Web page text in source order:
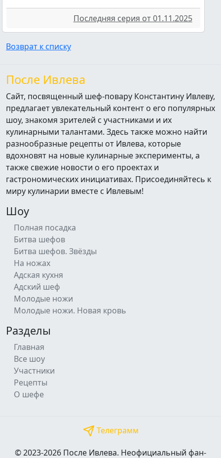
Последняя серия от 01.11.2025
Возврат к списку
После Ивлева
Сайт, посвященный шеф-повару Константину Ивлеву,
предлагает увлекательный контент о его популярных
шоу, знакомя зрителей с участниками и их
кулинарными талантами. Здесь также можно найти
разнообразные рецепты от Ивлева, которые
вдохновят на новые кулинарные эксперименты, а
также свежие новости о его проектах и
гастрономических инициативах. Присоединяйтесь к
миру кулинарии вместе с Ивлевым!
Шоу
Полная посадка
Битва шефов
Битва шефов. Звёзды
На ножах
Адская кухня
Адский шеф
Молодые ножи
Молодые ножи. Новая кровь
Разделы
Главная
Все шоу
Участники
Рецепты
О шефе
Телеграмм
© 2023-2026 После Ивлева. Неофициальный фан-